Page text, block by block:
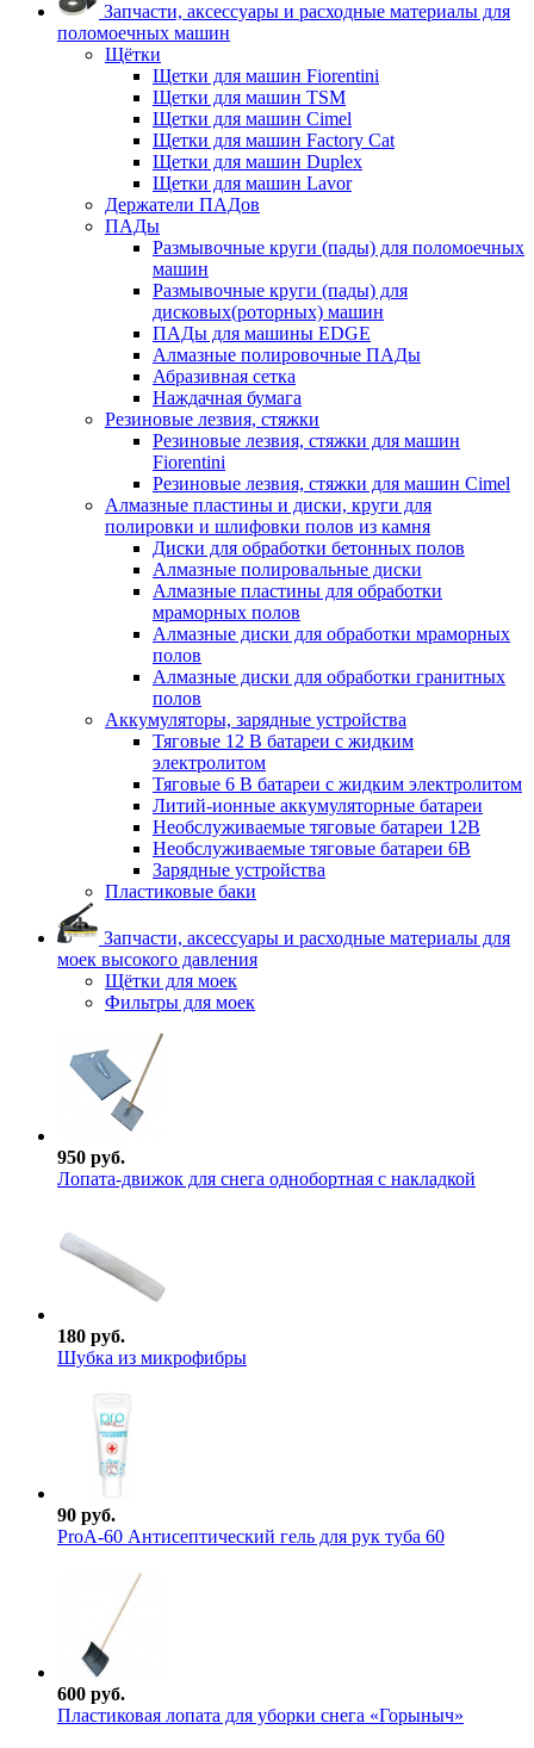
Запчасти, аксессуары и расходные материалы для
поломоечных машин
Щётки
Щетки для машин Fiorentini
Щетки для машин TSM
Щетки для машин Cimel
Щетки для машин Factory Cat
Щетки для машин Duplex
Щетки для машин Lavor
Держатели ПАДов
ПАДы
Размывочные круги (пады) для поломоечных
машин
Размывочные круги (пады) для
дисковых(роторных) машин
ПАДы для машины EDGE
Алмазные полировочные ПАДы
Абразивная сетка
Наждачная бумага
Резиновые лезвия, стяжки
Резиновые лезвия, стяжки для машин
Fiorentini
Резиновые лезвия, стяжки для машин Cimel
Алмазные пластины и диски, круги для
полировки и шлифовки полов из камня
Диски для обработки бетонных полов
Алмазные полировальные диски
Алмазные пластины для обработки
мраморных полов
Алмазные диски для обработки мраморных
полов
Алмазные диски для обработки гранитных
полов
Аккумуляторы, зарядные устройства
Тяговые 12 В батареи с жидким
электролитом
Тяговые 6 В батареи с жидким электролитом
Литий-ионные аккумуляторные батареи
Необслуживаемые тяговые батареи 12В
Необслуживаемые тяговые батареи 6В
Зарядные устройства
Пластиковые баки
Запчасти, аксессуары и расходные материалы для
моек высокого давления
Щётки для моек
Фильтры для моек
950 руб.
Лопата-движок для снега однобортная с накладкой
180 руб.
Шубка из микрофибры
90 руб.
ProА-60 Антисептический гель для рук туба 60
600 руб.
Пластиковая лопата для уборки снега «Горыныч»